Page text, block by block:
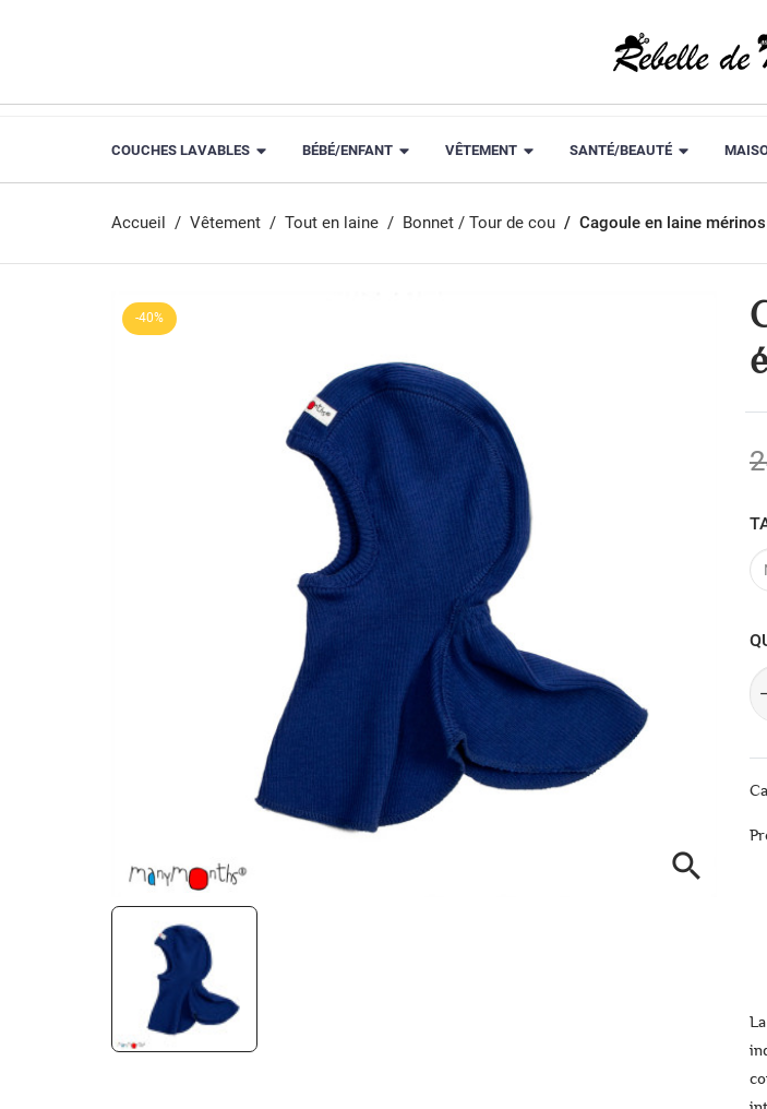
COUCHES LAVABLES BÉBÉ/ENFANT VÊTEMENT SANTÉ/BEAUTÉ
Accueil Vêtement Tout en laine Bonnet / Tour de cou Cagoule en laine

-40%
La